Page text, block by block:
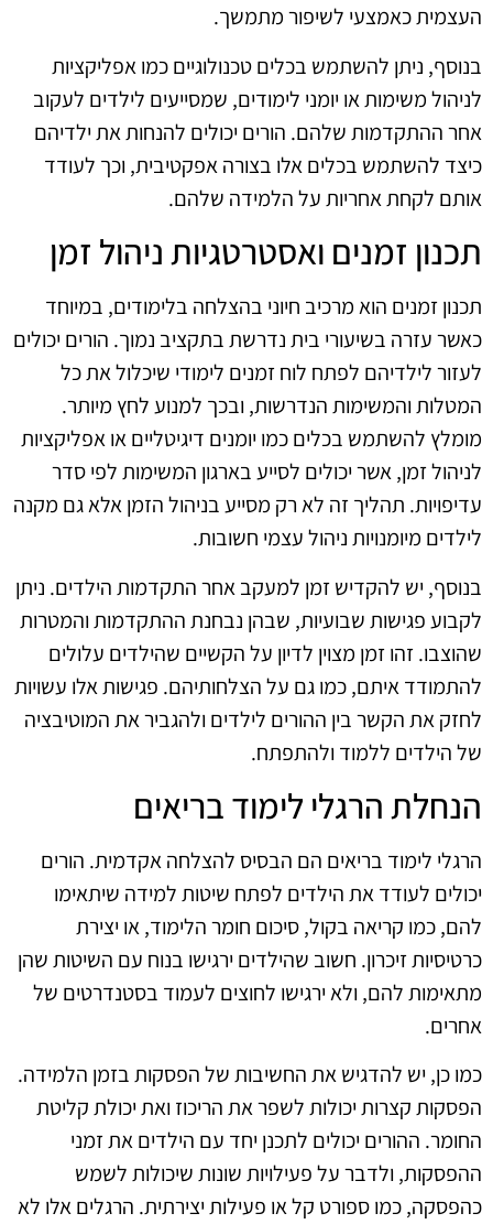
העצמית כאמצעי לשיפור מתמשך.
בנוסף, ניתן להשתמש בכלים טכנולוגיים כמו אפליקציות
לניהול משימות או יומני לימודים, שמסייעים לילדים לעקוב
אחר ההתקדמות שלהם. הורים יכולים להנחות את ילדיהם
כיצד להשתמש בכלים אלו בצורה אפקטיבית, וכך לעודד
אותם לקחת אחריות על הלמידה שלהם.
תכנון זמנים ואסטרטגיות ניהול זמן
תכנון זמנים הוא מרכיב חיוני בהצלחה בלימודים, במיוחד
כאשר עזרה בשיעורי בית נדרשת בתקציב נמוך. הורים יכולים
לעזור לילדיהם לפתח לוח זמנים לימודי שיכלול את כל
המטלות והמשימות הנדרשות, ובכך למנוע לחץ מיותר.
מומלץ להשתמש בכלים כמו יומנים דיגיטליים או אפליקציות
לניהול זמן, אשר יכולים לסייע בארגון המשימות לפי סדר
עדיפויות. תהליך זה לא רק מסייע בניהול הזמן אלא גם מקנה
לילדים מיומנויות ניהול עצמי חשובות.
בנוסף, יש להקדיש זמן למעקב אחר התקדמות הילדים. ניתן
לקבוע פגישות שבועיות, שבהן נבחנת ההתקדמות והמטרות
שהוצבו. זהו זמן מצוין לדיון על הקשיים שהילדים עלולים
להתמודד איתם, כמו גם על הצלחותיהם. פגישות אלו עשויות
לחזק את הקשר בין ההורים לילדים ולהגביר את המוטיבציה
של הילדים ללמוד ולהתפתח.
הנחלת הרגלי לימוד בריאים
הרגלי לימוד בריאים הם הבסיס להצלחה אקדמית. הורים
יכולים לעודד את הילדים לפתח שיטות למידה שיתאימו
להם, כמו קריאה בקול, סיכום חומר הלימוד, או יצירת
כרטיסיות זיכרון. חשוב שהילדים ירגישו בנוח עם השיטות שהן
מתאימות להם, ולא ירגישו לחוצים לעמוד בסטנדרטים של
אחרים.
כמו כן, יש להדגיש את החשיבות של הפסקות בזמן הלמידה.
הפסקות קצרות יכולות לשפר את הריכוז ואת יכולת קליטת
החומר. ההורים יכולים לתכנן יחד עם הילדים את זמני
ההפסקות, ולדבר על פעילויות שונות שיכולות לשמש
כהפסקה, כמו ספורט קל או פעילות יצירתית. הרגלים אלו לא